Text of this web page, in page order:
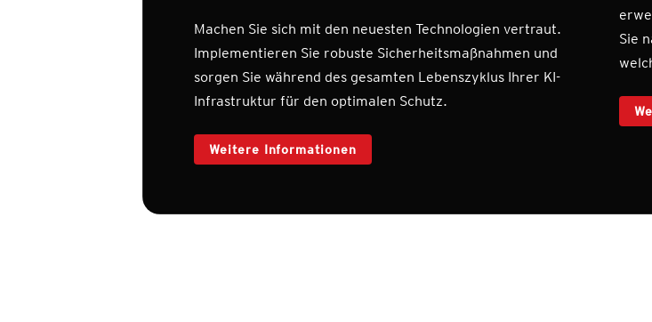
Machen Sie sich mit den neuesten Technologien vertraut.
Implementieren Sie robuste Sicherheitsmaßnahmen und
sorgen Sie während des gesamten Lebenszyklus Ihrer KI-
Infrastruktur für den optimalen Schutz.
Weitere Informationen
Sie